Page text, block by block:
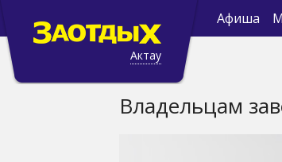
Актау
Афиша
Владельцам